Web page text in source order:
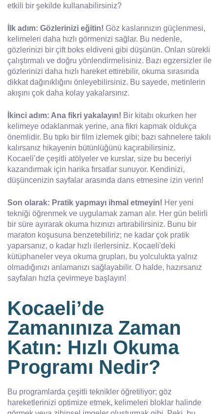
etkili bir şekilde kullanabilirsiniz?
İlk adım: Gözlerinizi eğitin! Göz kaslarınızın güçlenmesi,
kelimeleri daha hızlı görmenizi sağlar. Bu nedenle,
gözlerinizi bir çift boks eldiveni gibi düşünün. Onları sürekli
çalıştırmalı ve doğru yönlendirmelisiniz. Bazı egzersizler ile
gözlerinizi daha hızlı hareket ettirebilir, okuma sırasında
dikkat dağınıklığını önleyebilirsiniz. Bu sayede, metinlerin
akışını çok daha kolay yakalarsınız.
İkinci adım: Ana fikri yakalayın! Bir kitabı okurken her
kelimeye odaklanmak yerine, ana fikri kapmak oldukça
önemlidir. Bu tıpkı bir film izlemek gibi; bazı sahnelere takılı
kalırsanız hikayenin bütünlüğünü kaçırabilirsiniz.
Kocaeli’de çeşitli atölyeler ve kurslar, size bu beceriyi
kazandırmak için harika fırsatlar sunuyor. Kendinizi,
düşüncenizin sayfalar arasında dans etmesine izin verin!
Son olarak: Pratik yapmayı ihmal etmeyin! Her yeni
tekniği öğrenmek ve uygulamak zaman alır. Her gün belirli
bir süre ayırarak okuma hızınızı artırabilirsiniz. Bunu bir
maraton koşusuna benzetebiliriz; ne kadar çok pratik
yaparsanız, o kadar hızlı ilerlersiniz. Kocaeli'deki
kütüphaneler veya okuma grupları, bu yolculukta yalnız
olmadığınızı anlamanızı sağlayabilir. O halde, hazırsanız
sayfaları hızla çevirmeye başlayın!
Kocaeli’de
Zamanınıza Zaman
Katın: Hızlı Okuma
Programı Nedir?
Bu programlarda çeşitli teknikler öğretiliyor; göz
hareketlerinizi optimize etmek, kelimeleri bloklar halinde